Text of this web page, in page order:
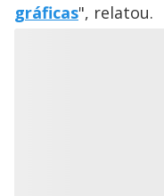
gráficas", relatou.